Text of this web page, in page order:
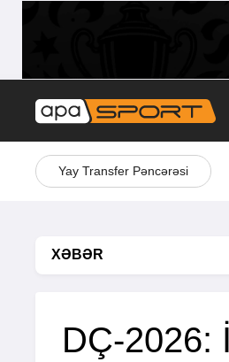
Yay Transfer Pəncərəsi
XƏBƏR
DÇ-2026: